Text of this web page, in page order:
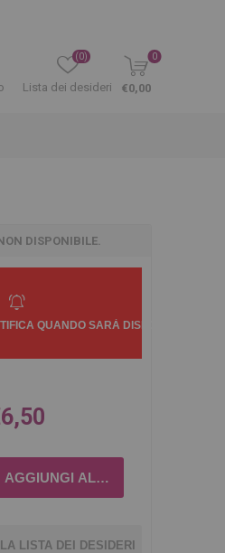
Lista dei desideri
(0) 0
€0,00
DISPONIBILE.
LISTA DEI DESIDERI